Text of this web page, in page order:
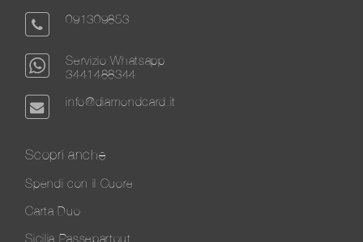
091309853
Servizio Whatsapp
3441488344
info@diamondcard.it
Scopri anche
Spendi con il Cuore
Carta Duo
Sicilia Passepartout